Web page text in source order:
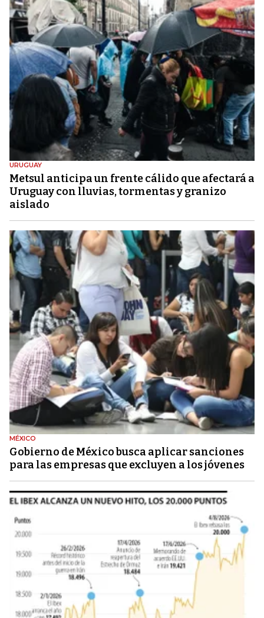
URUGUAY
Metsul anticipa un frente cálido que afectará a
Uruguay con lluvias, tormentas y granizo
aislado
MÉXICO
Gobierno de México busca aplicar sanciones
para las empresas que excluyen a los jóvenes